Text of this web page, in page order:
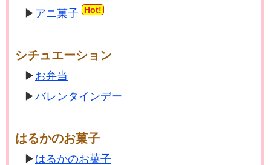
アニ菓子 Hot!
シチュエーション
お弁当
バレンタインデー
はるかのお菓子
はるかのお菓子